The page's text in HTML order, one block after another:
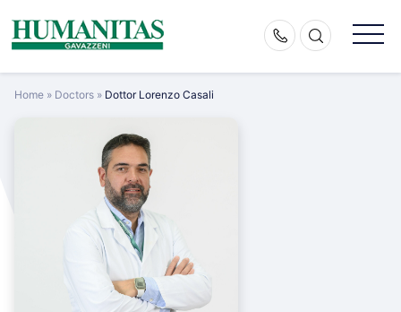
content
Home » Doctors » Dottor Lorenzo Casali